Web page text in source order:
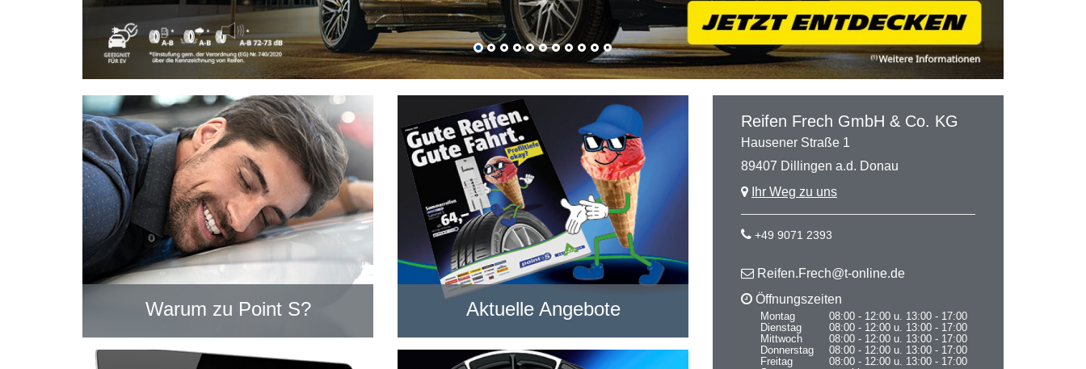
Reifen Frech GmbH & Co. KG
Hausener Straße 1
89407 Dillingen a.d. Donau
Ihr Weg zu uns
+49 9071 2393
Reifen.Frech@t-online.de
Öffnungszeiten
Montag
08:00 - 12:00 u. 13:00 - 17:00
Dienstag
08:00 - 12:00 u. 13:00 - 17:00
Mittwoch
08:00 - 12:00 u. 13:00 - 17:00
Donnerstag
08:00 - 12:00 u. 13:00 - 17:00
Freitag
08:00 - 12:00 u. 13:00 - 17:00
Warum zu Point S? Aktuelle Angebote